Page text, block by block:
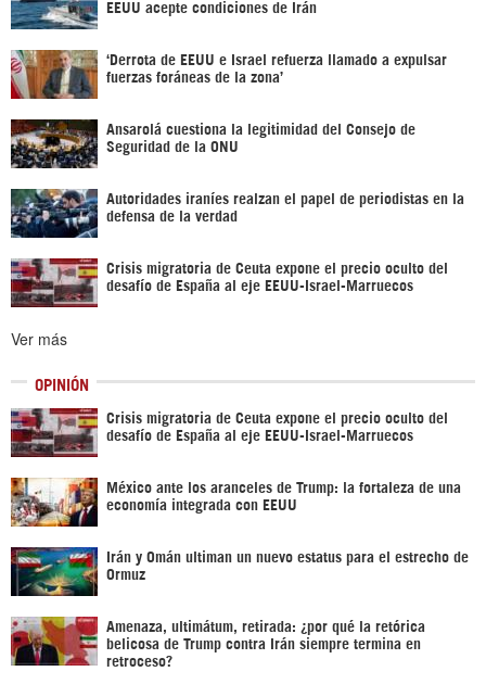
EEUU acepte condiciones de Irán
‘Derrota de EEUU e Israel refuerza llamado a expulsar
fuerzas foráneas de la zona’
Ansarolá cuestiona la legitimidad del Consejo de
Seguridad de la ONU
Autoridades iraníes realzan el papel de periodistas en la
defensa de la verdad
Crisis migratoria de Ceuta expone el precio oculto del
desafío de España al eje EEUU-Israel-Marruecos
Ver más
OPINIÓN
Crisis migratoria de Ceuta expone el precio oculto del
desafío de España al eje EEUU-Israel-Marruecos
México ante los aranceles de Trump: la fortaleza de una
economía integrada con EEUU
Irán y Omán ultiman un nuevo estatus para el estrecho de
Ormuz
Amenaza, ultimátum, retirada: ¿por qué la retórica
belicosa de Trump contra Irán siempre termina en
retroceso?